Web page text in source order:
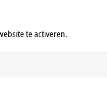
te activeren.